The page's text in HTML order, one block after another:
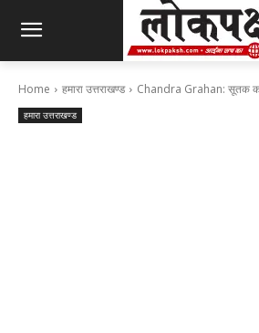
Home हमारा उत्तराखण्ड Chandra Grahan: सूतक
हमारा उत्तराखण्ड